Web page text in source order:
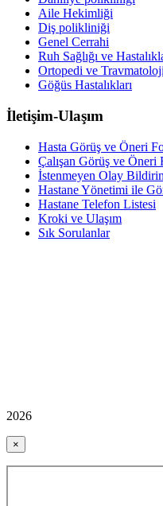
Aile Hekimliği
Diş polikliniği
Genel Cerrahi
Ruh Sağlığı ve
Ortopedi ve Travmatoloji
Göğüs Hastalıkları
İletişim-Ulaşım
Hasta Görüş ve Öneri
Çalışan Görüş ve Öneri
İstenmeyen Olay
Hastane Yönetimi ile
Hastane Telefon Listesi
Kroki ve Ulaşım
Sık Sorulanlar
2026
×